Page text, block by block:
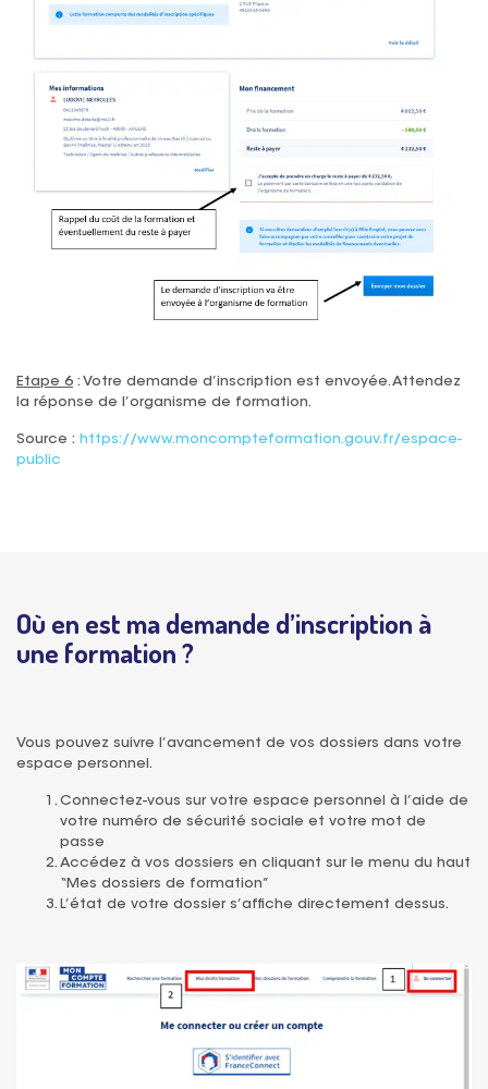
Etape 6 : Votre demande d’inscription est envoyée. Attendez
la réponse de l’organisme de formation.
Source : https://www.moncompteformation.gouv.fr/espace-
public
Où en est ma demande d’inscription à
une formation ?
Vous pouvez suivre l’avancement de vos dossiers dans votre
espace personnel.
Connectez-vous sur votre espace personnel à l’aide de
votre numéro de sécurité sociale et votre mot de
passe
Accédez à vos dossiers en cliquant sur le menu du haut
“Mes dossiers de formation”
L’état de votre dossier s’affiche directement dessus.